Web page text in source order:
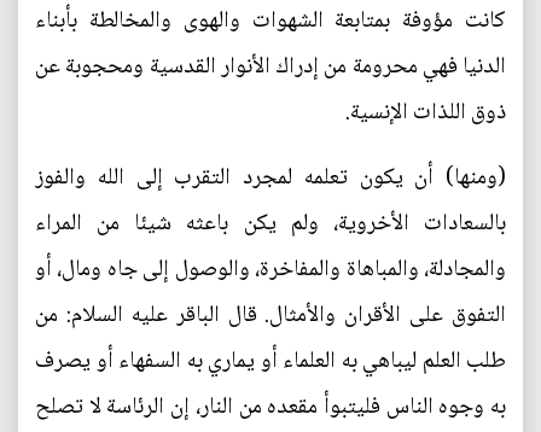
كانت مؤوفة بمتابعة الشهوات والهوى والمخالطة بأبناء
الدنيا فهي محرومة من إدراك الأنوار القدسية ومحجوبة عن
ذوق اللذات الإنسية.
(ومنها) أن يكون تعلمه لمجرد التقرب إلى الله والفوز
بالسعادات الأخروية، ولم يكن باعثه شيئا من المراء
والمجادلة، والمباهاة والمفاخرة، والوصول إلى جاه ومال، أو
التفوق على الأقران والأمثال. قال الباقر عليه السلام: من
طلب العلم ليباهي به العلماء أو يماري به السفهاء أو يصرف
به وجوه الناس فليتبوأ مقعده من النار، إن الرئاسة لا تصلح